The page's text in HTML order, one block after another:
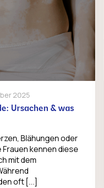
2025
Ursachen & was
Blähungen oder
kennen diese
mit dem
oft [...]